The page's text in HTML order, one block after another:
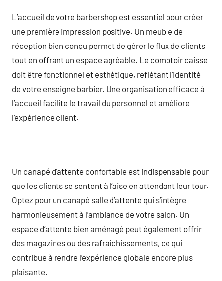
L’accueil de votre barbershop est essentiel pour créer
une première impression positive. Un meuble de
réception bien conçu permet de gérer le flux de clients
tout en offrant un espace agréable. Le comptoir caisse
doit être fonctionnel et esthétique, reflétant l’identité
de votre enseigne barbier. Une organisation efficace à
l’accueil facilite le travail du personnel et améliore
l’expérience client.
Un canapé d’attente confortable est indispensable pour
que les clients se sentent à l’aise en attendant leur tour.
Optez pour un canapé salle d’attente qui s’intègre
harmonieusement à l’ambiance de votre salon. Un
espace d’attente bien aménagé peut également offrir
des magazines ou des rafraîchissements, ce qui
contribue à rendre l’expérience globale encore plus
plaisante.